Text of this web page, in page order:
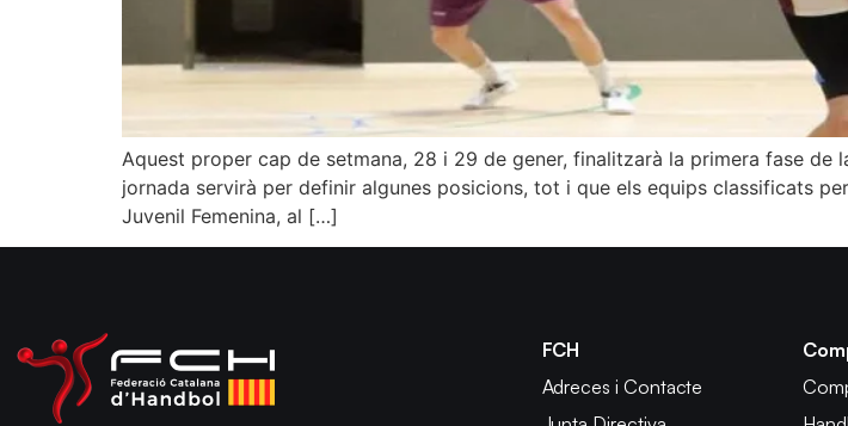
Aquest proper cap de setmana, 28 i 29 de gener, finalitzarà la primera fase de
jornada servirà per definir algunes posicions, tot i que els equips classificats
Juvenil Femenina, al […]
FCH
Adreces i Contacte